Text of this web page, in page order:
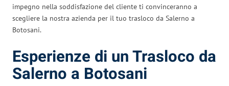
impegno nella soddisfazione del cliente ti convinceranno a
scegliere la nostra azienda per il tuo trasloco da Salerno a
Botosani.
Esperienze di un Trasloco da
Salerno a Botosani